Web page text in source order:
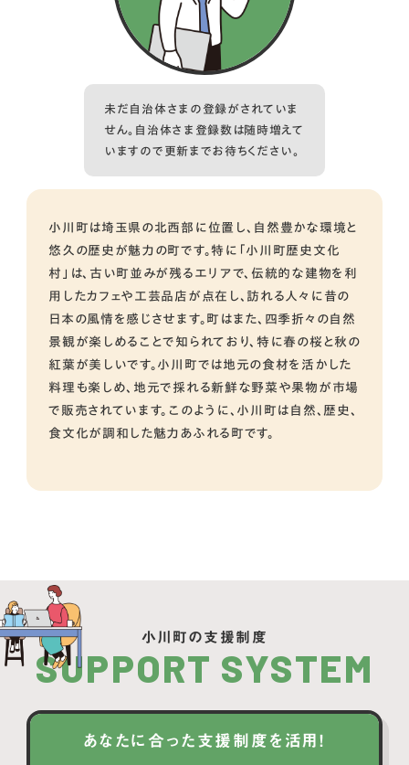
未だ自治体さまの登録がされていま
せん。自治体さま登録数は随時増えて
いますので更新までお待ちください。
小川町は埼玉県の北西部に位置し、自然豊かな環境と
悠久の歴史が魅力の町です。特に「小川町歴史文化
村」は、古い町並みが残るエリアで、伝統的な建物を利
用したカフェや工芸品店が点在し、訪れる人々に昔の
日本の風情を感じさせます。町はまた、四季折々の自然
景観が楽しめることで知られており、特に春の桜と秋の
紅葉が美しいです。小川町では地元の食材を活かした
料理も楽しめ、地元で採れる新鮮な野菜や果物が市場
で販売されています。このように、小川町は自然、歴史、
食文化が調和した魅力あふれる町です。
小川町の支援制度
SUPPORT SYSTEM
あなたに合った支援制度を活用！